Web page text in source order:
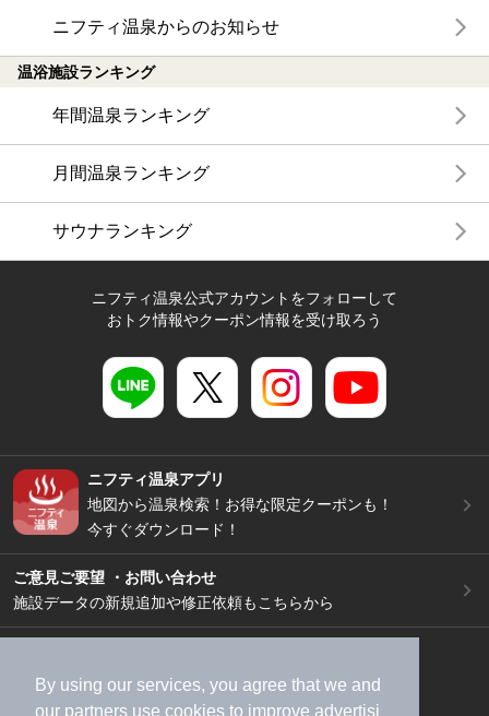
By using our services, you agree that we and
our partners use cookies to improve advertisi
ニフティ温泉からのお知らせ
温浴施設ランキング
年間温泉ランキング
月間温泉ランキング
サウナランキング
ニフティ温泉公式アカウントをフォローして
おトク情報やクーポン情報を受け取ろう
ニフティ温泉アプリ
地図から温泉検索！お得な限定クーポンも！
今すぐダウンロード！
ご意見ご要望 ・お問い合わせ
施設データの新規追加や修正依頼もこちらから
加盟店募集（資料請求）
広告出稿のご案内